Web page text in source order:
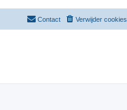
Verwijder cookies
Contact